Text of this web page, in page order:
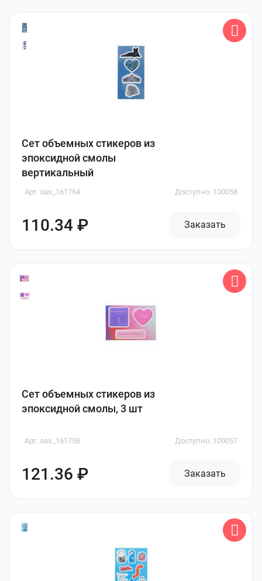
Сет объемных стикеров из
эпоксидной смолы
вертикальный
Арт. oas_161764 Доступно: 100058
110.34 ₽ Заказать
Сет объемных стикеров из
эпоксидной смолы, 3 шт
Арт. oas_161758 Доступно: 100057
121.36 ₽ Заказать